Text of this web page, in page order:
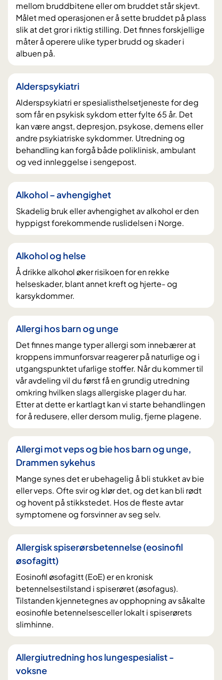
mellom bruddbitene eller om bruddet står skjevt.
Målet med operasjonen er å sette bruddet på plass
slik at det gror i riktig stilling. Det finnes forskjellige
måter å operere ulike typer brudd og skader i
albuen på.
Alderspsykiatri
Alderspsykiatri er spesialisthelsetjeneste for deg
som får en psykisk sykdom etter fylte 65 år. Det
kan være angst, depresjon, psykose, demens eller
andre psykiatriske sykdommer. Utredning og
behandling kan forgå både poliklinisk, ambulant
og ved innleggelse i sengepost.
Alkohol – avhengighet
Skadelig bruk eller avhengighet av alkohol er den
hyppigst forekommende ruslidelsen i Norge.
Alkohol og helse
Å drikke alkohol øker risikoen for en rekke
helseskader, blant annet kreft og hjerte- og
karsykdommer.
Allergi hos barn og unge
Det finnes mange typer allergi som innebærer at
kroppens immunforsvar reagerer på naturlige og i
utgangspunktet ufarlige stoffer. Når du kommer til
vår avdeling vil du først få en grundig utredning
omkring hvilken slags allergiske plager du har.
Etter at dette er kartlagt kan vi starte behandlingen
for å redusere, eller dersom mulig, fjerne plagene.
Allergi mot veps og bie hos barn og unge,
Drammen sykehus
Mange synes det er ubehagelig å bli stukket av bie
eller veps. Ofte svir og klør det, og det kan bli rødt
og hovent på stikkstedet. Hos de fleste avtar
symptomene og forsvinner av seg selv.
Allergisk spiserørsbetennelse (eosinofil
øsofagitt)
Eosinofil øsofagitt (EoE) er en kronisk
betennelsestilstand i spiserøret (øsofagus).
Tilstanden kjennetegnes av opphopning av såkalte
eosinofile betennelsesceller lokalt i spiserørets
slimhinne.
Allergiutredning hos lungespesialist -
voksne